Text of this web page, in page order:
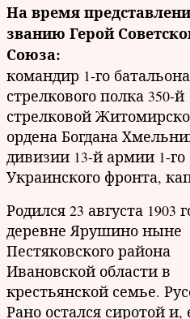
На время
званию Герой
Союза:
командир 1-го батальона
стрелкового полка 350-й
стрелковой
ордена Богдана
дивизии 13-й армии 1-го
Украинского фронта,
Родился 23 августа 1903
деревне Ярушино ныне
Пестяковского района
Ивановской области в
крестьянской семье.
Рано остался сиротой и,